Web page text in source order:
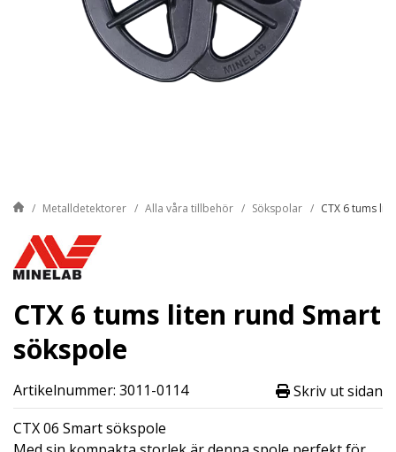
Metalldetektorer Alla våra tillbehör Sökspolar CTX 6 tums
CTX 6 tums liten rund Smart
sökspole
Artikelnummer: 3011-0114
Skriv ut sidan
CTX 06 Smart sökspole